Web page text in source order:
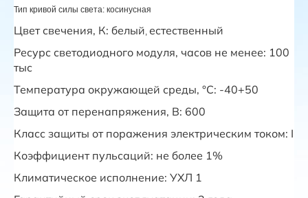
Тип кривой силы света: косинусная
Цвет свечения, К: белый, естественный
Ресурс светодиодного модуля, часов не менее: 100
тыс
Температура окружающей среды, °С: -40+50
Защита от перенапряжения, В: 600
Класс защиты от поражения электрическим током: I
Коэффициент пульсаций: не более 1%
Климатическое исполнение: УХЛ 1